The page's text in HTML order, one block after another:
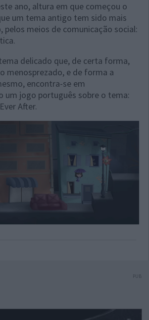
ano, altura em que começou o
um tema antigo tem sido mais
pelos meios de comunicação social:
delicado que, de certa forma,
menosprezado, e de forma a
encontra-se em
um jogo português sobre o tema:
After.
PUB